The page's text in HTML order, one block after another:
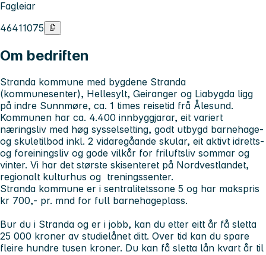
Fagleiar
46411075
Om bedriften
Stranda kommune med bygdene Stranda
(kommunesenter), Hellesylt, Geiranger og Liabygda ligg
på indre Sunnmøre, ca. 1 times reisetid frå Ålesund.
Kommunen har ca. 4.400 innbyggjarar, eit variert
næringsliv med høg sysselsetting, godt utbygd barnehage-
og skuletilbod inkl. 2 vidaregåande skular, eit aktivt idretts-
og foreiningsliv og gode vilkår for friluftsliv sommar og
vinter. Vi har det største skisenteret på Nordvestlandet,
regionalt kulturhus og treningssenter.
Stranda kommune er i sentralitetssone 5 og har makspris
kr 700,- pr. mnd for full barnehageplass.
Bur du i Stranda og er i jobb, kan du etter eitt år få sletta
25 000 kroner av studielånet ditt. Over tid kan du spare
fleire hundre tusen kroner. Du kan få sletta lån kvart år til